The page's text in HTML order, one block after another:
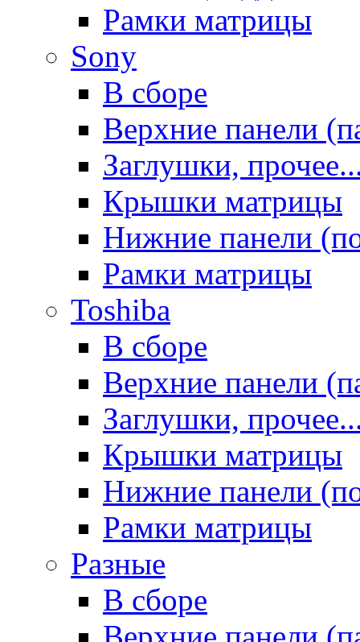
Рамки матрицы
Sony
В сборе
Верхние панели
Заглушки,
Крышки матрицы
Нижние панели
Рамки матрицы
Toshiba
В сборе
Верхние панели
Заглушки,
Крышки матрицы
Нижние панели
Рамки матрицы
Разные
В сборе